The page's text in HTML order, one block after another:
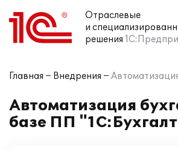
Отраслевые
и
решения
Главная Внедрения
Автоматизация
базе ПП